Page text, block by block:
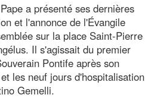
a présenté ses dernières
et l'annonce de l'Évangile
sur la place Saint-Pierre
Il s'agissait du premier
Pontife après son
les neuf jours d'hospitalisation
Gemelli.